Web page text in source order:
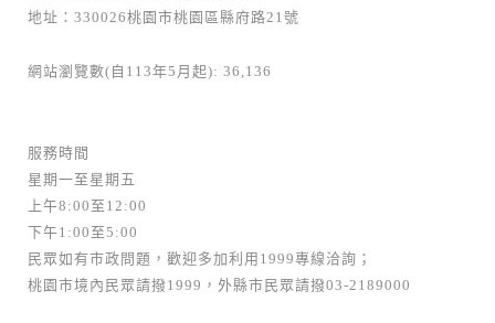
地址：330026桃園市桃園區縣府路21號
網站瀏覽數(自113年5月起): 36,136
服務時間
星期一至星期五
上午8:00至12:00
下午1:00至5:00
民眾如有市政問題，歡迎多加利用1999專線洽詢；
桃園市境內民眾請撥1999，外縣市民眾請撥03-2189000